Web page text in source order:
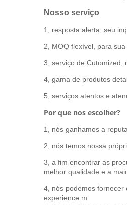
Nosso serviço
1, resposta alerta, seu
2, MOQ flexível, para
3, serviço de Cutomized,
4, gama de produtos
5, serviços atentos e
Por que nos escolher?
1, nós ganhamos a
2, nós temos nossa
3, a fim encontrar as
melhor qualidade e a
4, nós podemos fornecer
experience.m